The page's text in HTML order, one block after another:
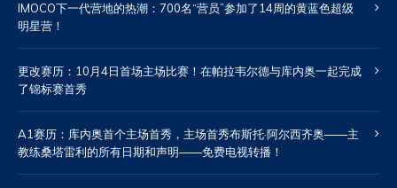
IMOCO下一代营地的热潮：700名“营员”参加了14周的黄蓝色超级
明星营！
更改赛历：10月4日首场主场比赛！在帕拉韦尔德与库内奥一起完成
了锦标赛首秀
A1赛历：库内奥首个主场首秀，主场首秀布斯托·阿尔西齐奥——主
教练桑塔雷利的所有日期和声明——免费电视转播！